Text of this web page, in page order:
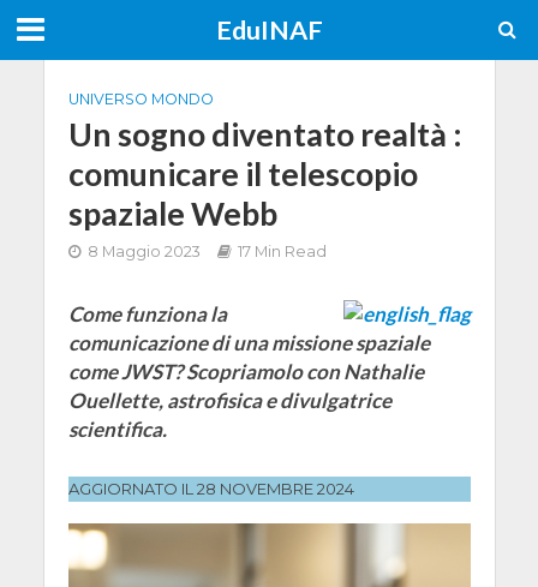
EduINAF
UNIVERSO MONDO
Un sogno diventato realtà :
comunicare il telescopio
spaziale Webb
8 Maggio 2023 17 Min Read
Come funziona la
comunicazione di una missione spaziale
come JWST? Scopriamolo con Nathalie
Ouellette, astrofisica e divulgatrice
scientifica.
AGGIORNATO IL 28 NOVEMBRE 2024